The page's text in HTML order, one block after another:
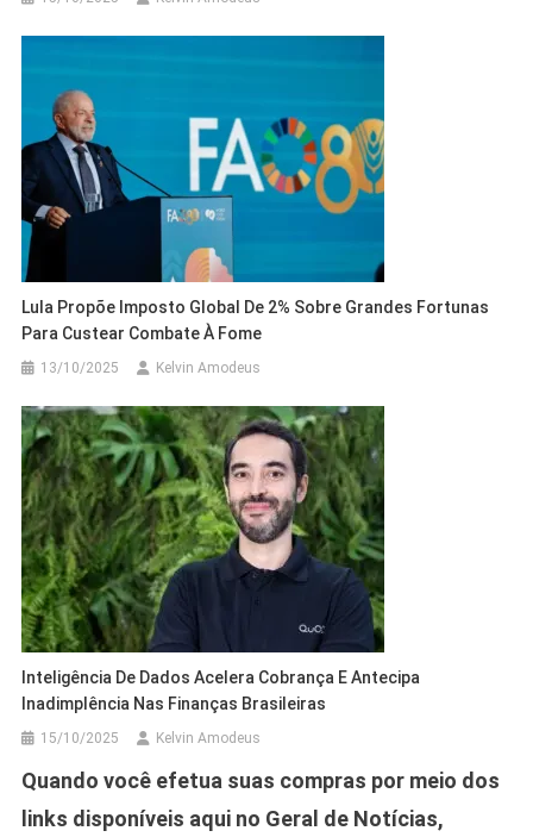
Lula Propõe Imposto Global De 2% Sobre Grandes Fortunas
Para Custear Combate À Fome
13/10/2025 Kelvin Amodeus
Inteligência De Dados Acelera Cobrança E Antecipa
Inadimplência Nas Finanças Brasileiras
15/10/2025 Kelvin Amodeus
Quando você efetua suas compras por meio dos
links disponíveis aqui no Geral de Notícias,